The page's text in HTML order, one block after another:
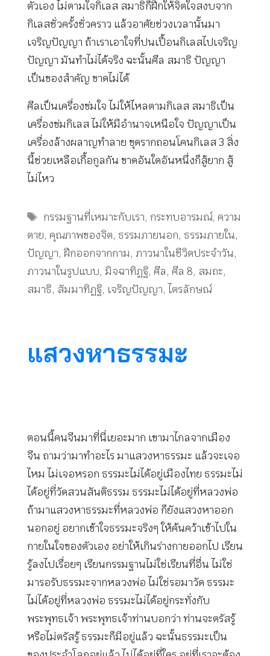
ตัวเอง ไม่ตามใจกิเลส สมาธิก็ฝึกให้จิตใจสงบจาก
กิเลสชั่วครั้งชั่วคราว แล้วอาศัยช่วงเวลานั้นมา
เจริญปัญญา ถ้าเราเอาใจที่ปนเปื้อนกิเลสไปเจริญ
ปัญญา มันทำไม่ได้จริง ฉะนั้นศีล สมาธิ ปัญญา
เป็นของสำคัญ ขาดไม่ได้
ศีลเป็นเครื่องข่มใจ ไม่ให้ไหลตามกิเลส สมาธิเป็น
เครื่องข่มกิเลส ไม่ให้มีอำนาจเหนือใจ ปัญญาเป็น
เครื่องล้างผลาญทำลาย ขุดรากถอนโคนกิเลส 3 สิ่ง
นี้ช่วยเหลือเกื้อกูลกัน ขาดอันใดอันหนึ่งก็สู้ยาก สู้
ไม่ไหว
Tags
กรรมฐานที่เหมาะกับเรา, กระทบอารมณ์,ความ
ตาย, คุณภาพของจิต, ธรรมภายนอก, ธรรมภายใน,
ปัญญา, ฝึกออกจากกาม, ภาวนาในชีวิตประจำวัน,
ภาวนาในรูปแบบ, มิจฉาทิฏฐิ, ศีล, ศีล 8, สมถะ,
สมาธิ, สัมมาทิฏฐิ, เจริญปัญญา, ไตรลักษณ์
แสวงหาธรรมะ
ตอนนี้คนจีนมาที่นี่เยอะมาก เขามาไกลจากเมือง
จีน ถามว่ามาทำอะไร มาแสวงหาธรรมะ แล้วจะเจอ
ไหม ไม่เจอหรอก ธรรมะไม่ได้อยู่เมืองไทย ธรรมะไม่
ได้อยู่ที่วัดสวนสันติธรรม ธรรมะไม่ได้อยู่ที่หลวงพ่อ
ถ้ามาแสวงหาธรรมะที่หลวงพ่อ ก็ยังแสวงหาออก
นอกอยู่ อยากเข้าใจธรรมะจริงๆ ให้ค้นคว้าเข้าไปใน
กายในใจของตัวเอง อย่าให้เกินร่างกายออกไป เรียน
รู้ลงไปเรื่อยๆ เรียนกรรมฐานไม่ใช่เรียนที่อื่น ไม่ใช่
มารอรับธรรมะจากหลวงพ่อ ไม่ใช่รอมาวัด ธรรมะ
ไม่ได้อยู่ที่หลวงพ่อ ธรรมะไม่ได้อยู่กระทั่งกับ
พระพุทธเจ้า พระพุทธเจ้าท่านบอกว่า ท่านจะตรัสรู้
หรือไม่ตรัสรู้ ธรรมะก็มีอยู่แล้ว ฉะนั้นธรรมะเป็น